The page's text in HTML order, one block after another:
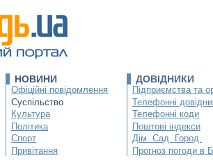
НОВИНИ
Офіційні повідомлення
Суспільство
Культура
Політика
Спорт
Привітання
ДОВІДНИКИ
Підприємства та
Телефонні
Телефонні коди
Поштові індекси
Дім. Сад. Город.
Прогноз погоди в